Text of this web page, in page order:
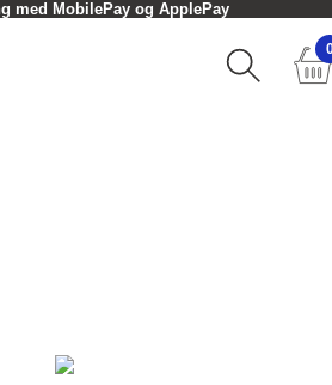
med MobilePay og ApplePay